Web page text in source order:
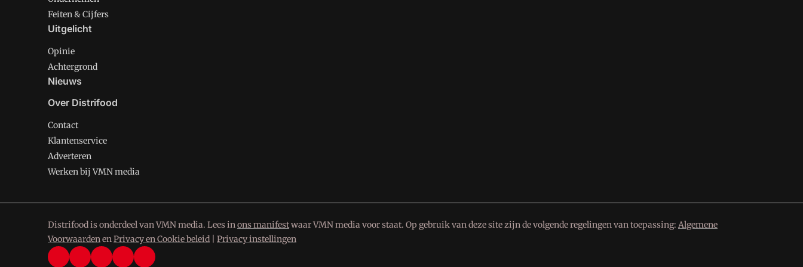
Feiten & Cijfers
Uitgelicht
Opinie
Achtergrond
Nieuws
Over Distrifood
Contact
Klantenservice
Adverteren
Werken bij VMN media
Distrifood is onderdeel van VMN media. Lees inons manifestwaar VMN media voor staat. Op gebruik van deze site zijn de volgende regelingen van toepassing: Algemene
VoorwaardenenPrivacy en Cookie beleid Privacy instellingen